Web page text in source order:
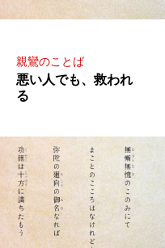
親鸞のことば
悪い人でも、救われ
る